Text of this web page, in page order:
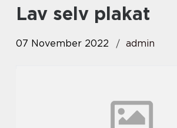
lav selv plakat
07 November 2022 admin